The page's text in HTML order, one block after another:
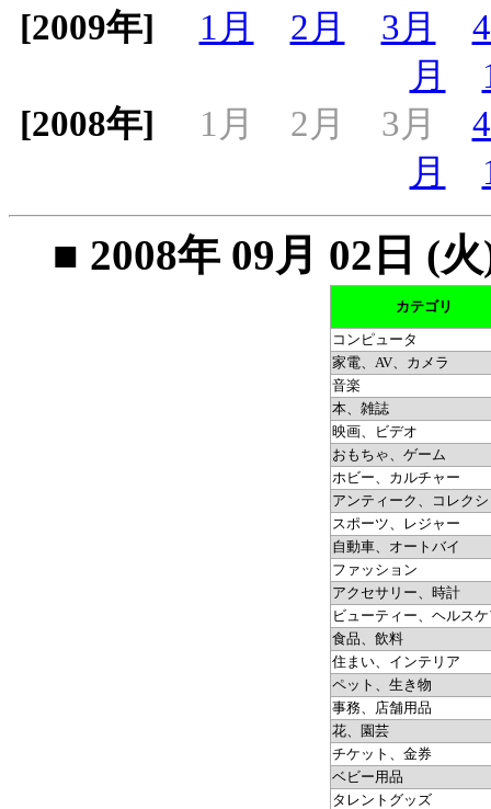
[2009年]
1月 2月 3月
月
[2008年]
1月 2月 3月
月
■ 2008年 09月 02日 (
カテゴリ
コンピュータ
家電、AV、カメラ
音楽
本、雑誌
映画、ビデオ
おもちゃ、ゲーム
ホビー、カルチャー
アンティーク、コレク
スポーツ、レジャー
自動車、オートバイ
ファッション
アクセサリー、時計
ビューティー、ヘルス
食品、飲料
住まい、インテリア
ペット、生き物
事務、店舗用品
花、園芸
チケット、金券
ベビー用品
タレントグッズ